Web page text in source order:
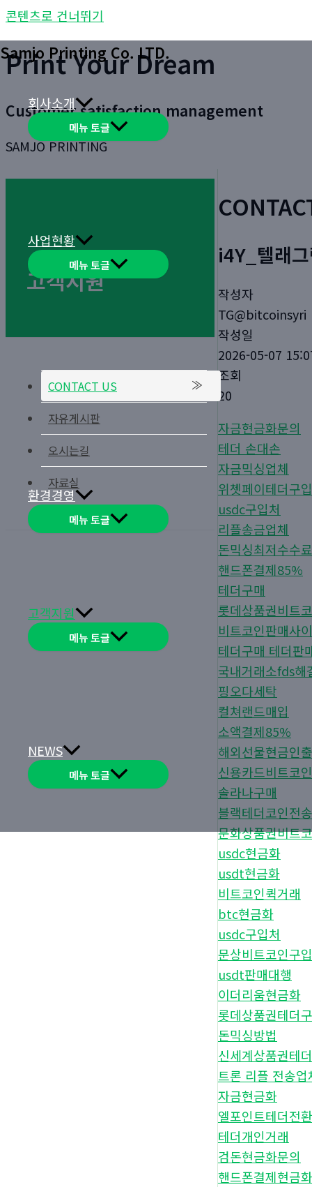
콘텐츠로 건너뛰기
Samjo Printing Co. LTD.
회사소개
메뉴 토글
사업현황
메뉴 토글
환경경영
메뉴 토글
고객지원
메뉴 토글
NEWS
메뉴 토글
Print Your Dream
Customer satisfaction management
SAMJO PRINTING
고객지원
CONTACT US
자유게시판
오시는길
자료실
i4Y_텔래
작성자
TG@bitcoinsyri
작성일
2026-05-07
조회
20
자금현금화문의
테더 손대손
자금믹싱업체
위쳇페이테더구입
usdc구입처
리플송금업체
돈믹싱최저수수료
핸드폰결제85%
테더구매
롯데상품권비트
비트코인판매사
테더구매 테더판
국내거래소fds해
핑오다세탁
컬쳐랜드매입
소액결제85%
해외선물현금인출
신용카드비트코
솔라나구매
블랙테더코인전송
문화상품권비트
usdc현금화
usdt현금화
비트코인퀵거래
btc현금화
usdc구입처
문상비트코인구입
usdt판매대행
이더리움현금화
롯데상품권테더
돈믹싱방법
신세계상품권테
트론 리플 전송업
자금현금화
엘포인트테더전환
테더개인거래
검돈현금화문의
핸드폰결제현금